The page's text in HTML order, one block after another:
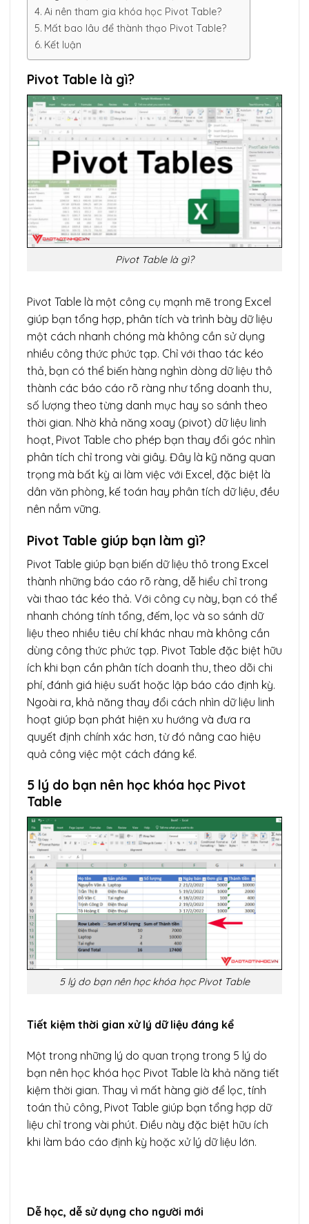
Ai nên tham gia khóa học Pivot Table?
Mất bao lâu để thành thạo Pivot Table?
Kết luận
Pivot Table là gì?
Pivot Table là gì?
Pivot Table là một công cụ mạnh mẽ trong Excel
giúp bạn tổng hợp, phân tích và trình bày dữ liệu
một cách nhanh chóng mà không cần sử dụng
nhiều công thức phức tạp. Chỉ với thao tác kéo
thả, bạn có thể biến hàng nghìn dòng dữ liệu thô
thành các báo cáo rõ ràng như tổng doanh thu,
số lượng theo từng danh mục hay so sánh theo
thời gian. Nhờ khả năng xoay (pivot) dữ liệu linh
hoạt, Pivot Table cho phép bạn thay đổi góc nhìn
phân tích chỉ trong vài giây. Đây là kỹ năng quan
trọng mà bất kỳ ai làm việc với Excel, đặc biệt là
dân văn phòng, kế toán hay phân tích dữ liệu, đều
nên nắm vững.
Pivot Table giúp bạn làm gì?
Pivot Table giúp bạn biến dữ liệu thô trong Excel
thành những báo cáo rõ ràng, dễ hiểu chỉ trong
vài thao tác kéo thả. Với công cụ này, bạn có thể
nhanh chóng tính tổng, đếm, lọc và so sánh dữ
liệu theo nhiều tiêu chí khác nhau mà không cần
dùng công thức phức tạp. Pivot Table đặc biệt hữu
ích khi bạn cần phân tích doanh thu, theo dõi chi
phí, đánh giá hiệu suất hoặc lập báo cáo định kỳ.
Ngoài ra, khả năng thay đổi cách nhìn dữ liệu linh
hoạt giúp bạn phát hiện xu hướng và đưa ra
quyết định chính xác hơn, từ đó nâng cao hiệu
quả công việc một cách đáng kể.
5 lý do bạn nên học khóa học Pivot
Table
5 lý do bạn nên học khóa học Pivot Table
Tiết kiệm thời gian xử lý dữ liệu đáng kể
Một trong những lý do quan trọng trong 5 lý do
bạn nên học khóa học Pivot Table là khả năng tiết
kiệm thời gian. Thay vì mất hàng giờ để lọc, tính
toán thủ công, Pivot Table giúp bạn tổng hợp dữ
liệu chỉ trong vài phút. Điều này đặc biệt hữu ích
khi làm báo cáo định kỳ hoặc xử lý dữ liệu lớn.
Dễ học, dễ sử dụng cho người mới